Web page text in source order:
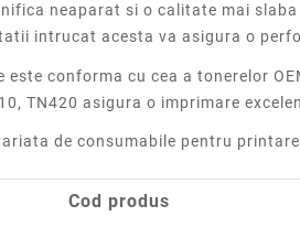
neaparat si o calitate mai
intrucat acesta va asigura o
conforma cu cea a tonerelor
TN420 asigura o imprimare
de consumabile pentru
Cod produs